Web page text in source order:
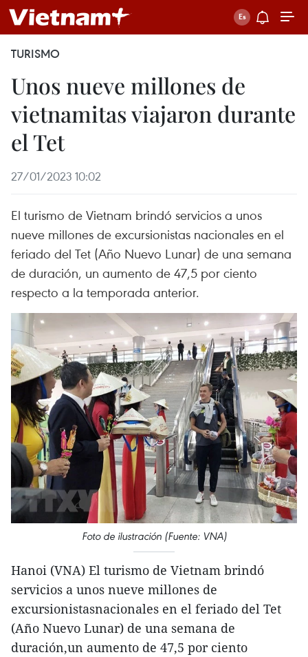
TURISMO
Unos nueve millones de
vietnamitas viajaron durante
el Tet
27/01/2023 10:02
El turismo de Vietnam brindó servicios a unos
nueve millones de excursionistas nacionales en el
feriado del Tet (Año Nuevo Lunar) de una semana
de duración, un aumento de 47,5 por ciento
respecto a la temporada anterior.
Foto de ilustración (Fuente: VNA)
Hanoi (VNA) El turismo de Vietnam brindó
servicios a unos nueve millones de
excursionistasnacionales en el feriado del Tet
(Año Nuevo Lunar) de una semana de
duración,un aumento de 47,5 por ciento